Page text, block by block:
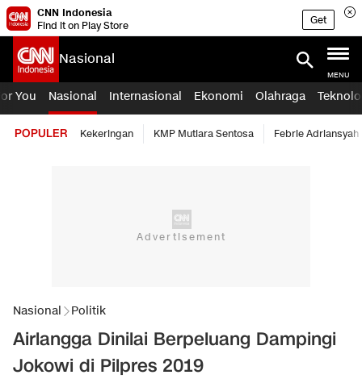
CNN Indonesia
Find it on Play Store
Get
Nasional
MENU
You Nasional Internasional Ekonomi Olahraga
POPULER Kekeringan KMP Mutiara Sentosa Febrie Adriansyah
Nasional Politik
Airlangga Dinilai Berpeluang Dampingi
Jokowi di Pilpres 2019